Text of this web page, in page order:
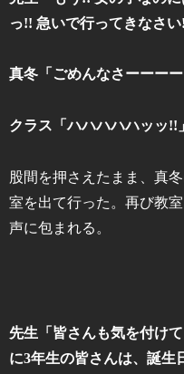
っ!! 急いで行ってきなさい
真冬「ごめんなさーーーー
クラス「ハハハハハッッ!!」
股間を押さえたまま、真
室を出て行った。再び教
声に包まれる。
先生「皆さんも気を付け
に3年生の皆さんは、誕生